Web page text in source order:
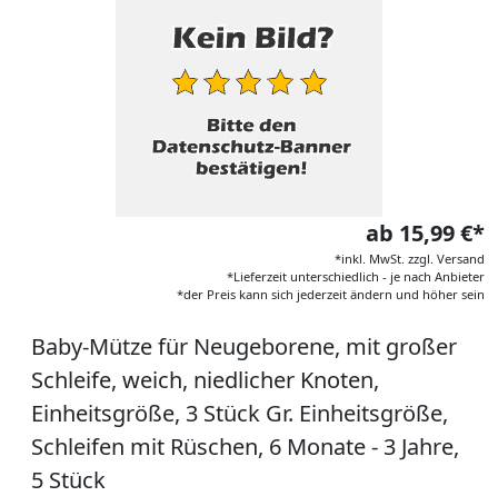
ab 15,99 €*
*inkl. MwSt. zzgl. Versand
*Lieferzeit unterschiedlich - je nach Anbieter
*der Preis kann sich jederzeit ändern und höher sein
Baby-Mütze für Neugeborene, mit großer
Schleife, weich, niedlicher Knoten,
Einheitsgröße, 3 Stück Gr. Einheitsgröße,
Schleifen mit Rüschen, 6 Monate - 3 Jahre,
5 Stück